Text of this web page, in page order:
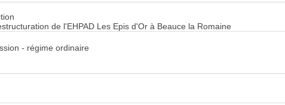
de l'EHPAD Les Epis d'Or à Beauce la Romaine
- régime ordinaire